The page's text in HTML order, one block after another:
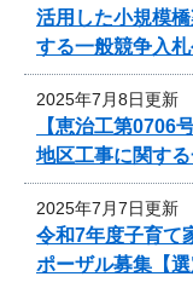
活用した小規模
する一般競争入
2025年7月8日更新
【恵治工第0706
地区工事に関す
2025年7月7日更新
令和7年度子育て
ポーザル募集【選